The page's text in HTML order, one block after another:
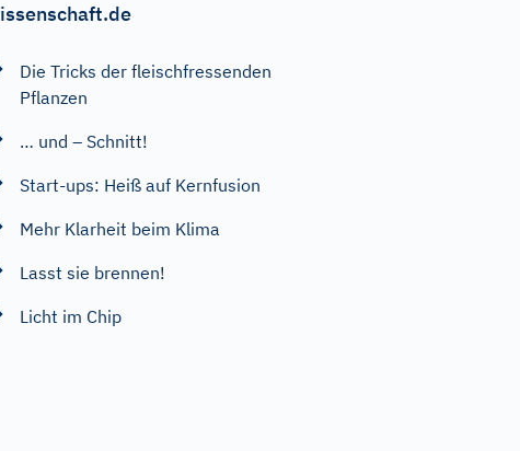
Die Tricks der fleischfressenden
Pflanzen
… und – Schnitt!
Start-ups: Heiß auf Kernfusion
Mehr Klarheit beim Klima
Lasst sie brennen!
Licht im Chip